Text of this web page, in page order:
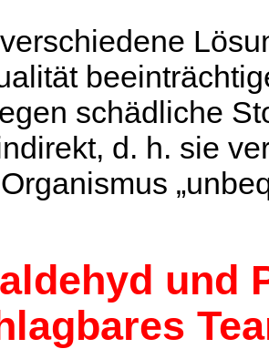
schädliche
d. h. sie
und